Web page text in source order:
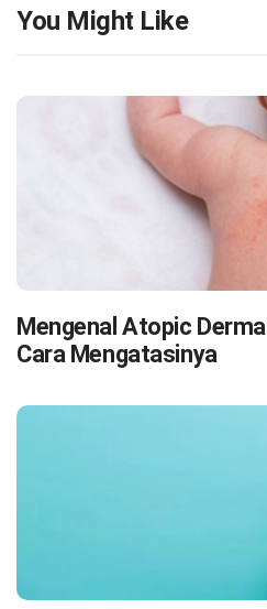
You Might Like
Mengenal Atopic
Cara Mengatasinya